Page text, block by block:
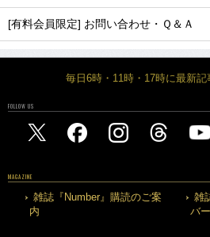
[有料会員限定] お問い合わせ・Ｑ＆Ａ
毎日6時・11時・17時に最新
FOLLOW US
MAGAZINE
雑誌『Number』購読のご案
内
雑
バー